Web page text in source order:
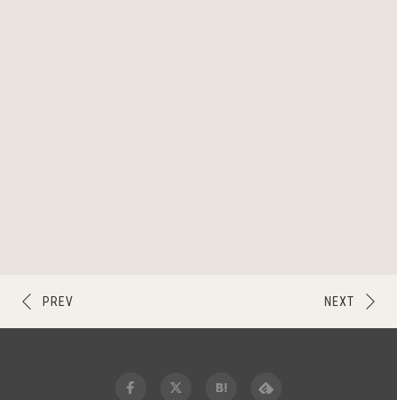
NEXT
PREV